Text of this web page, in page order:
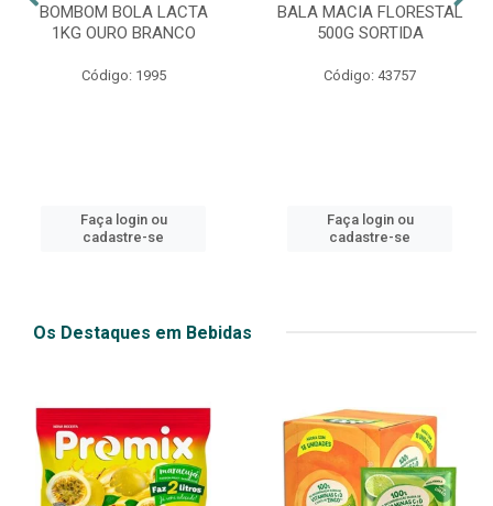
BOMBOM BOLA LACTA
1KG OURO BRANCO
Código: 1995
Faça login ou
cadastre-se
BALA MACIA FLORESTAL
500G SORTIDA
Código: 43757
Faça login ou
cadastre-se
Os Destaques em Bebidas